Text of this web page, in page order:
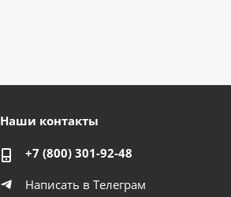
Наши контакты
+7 (800) 301-92-48
Написать в Телеграм